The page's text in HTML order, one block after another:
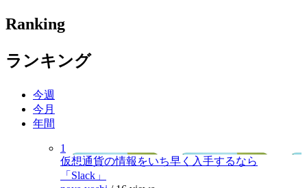
Ranking
ランキング
今週
今月
年間
1
仮想通貨の情報をいち早く入手するなら
「Slack」